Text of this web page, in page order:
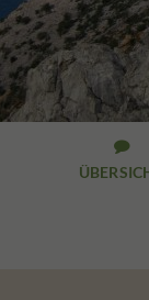
